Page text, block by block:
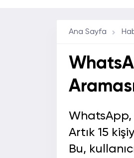
Ana Sayfa
WhatsApp,
Artık 15
Bu,